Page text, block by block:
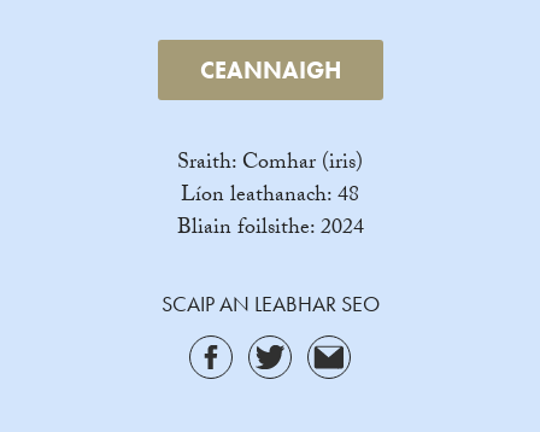
CEANNAIGH
Sraith: Comhar (iris)
Líon leathanach: 48
Bliain foilsithe: 2024
SCAIP AN LEABHAR SEO